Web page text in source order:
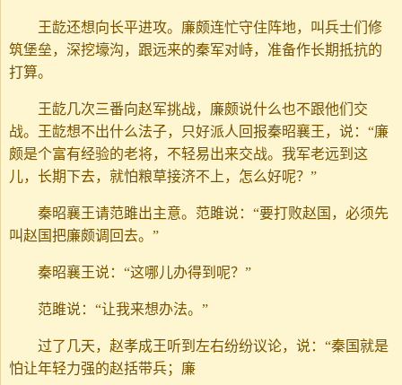
王龁还想向长平进攻。廉颇连忙守住阵地，叫兵士们修
筑堡垒，深挖壕沟，跟远来的秦军对峙，准备作长期抵抗的
打算。
王龁几次三番向赵军挑战，廉颇说什么也不跟他们交
战。王龁想不出什么法子，只好派人回报秦昭襄王，说：“廉
颇是个富有经验的老将，不轻易出来交战。我军老远到这
儿，长期下去，就怕粮草接济不上，怎么好呢？”
秦昭襄王请范雎出主意。范雎说：“要打败赵国，必须先
叫赵国把廉颇调回去。”
秦昭襄王说：“这哪儿办得到呢？”
范雎说：“让我来想办法。”
过了几天，赵孝成王听到左右纷纷议论，说：“秦国就是
怕让年轻力强的赵括带兵；廉